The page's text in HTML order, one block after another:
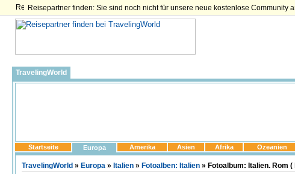
Reisepartner finden: Sie sind noch nicht für unsere neue kostenlose Community
TravelingWorld
Startseite Europa Amerika Asien Afrika Ozeanien
TravelingWorld » Europa » Italien » Fotoalben: Italien » Fotoalbum: Italien. Rom